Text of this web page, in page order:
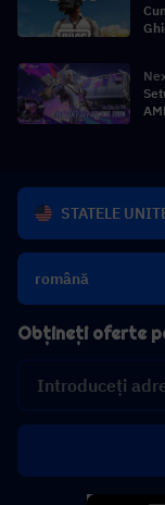
STATELE
română
Obțineți oferte